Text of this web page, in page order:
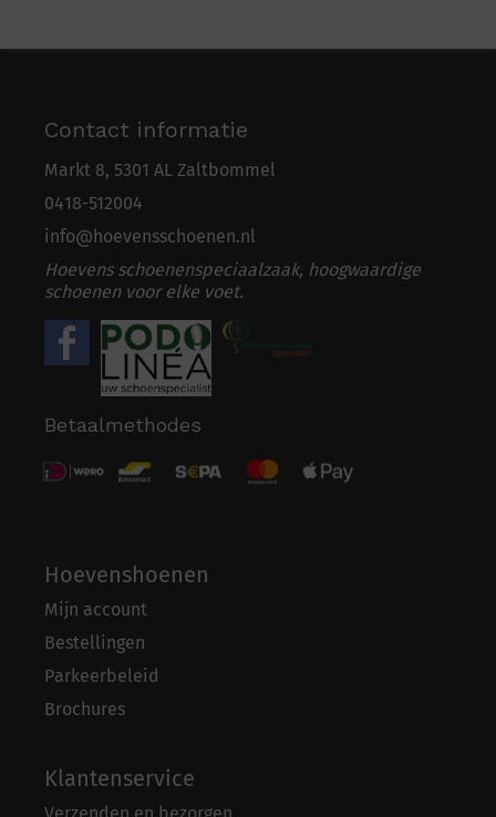
Contact informatie
Markt 8, 5301 AL Zaltbommel
0418-512004
info@hoevensschoenen.nl
Hoevens schoenenspeciaalzaak, hoogwaardige
schoenen voor elke voet.
Betaalmethodes
Hoevenshoenen
Mijn account
Bestellingen
Parkeerbeleid
Brochures
Klantenservice